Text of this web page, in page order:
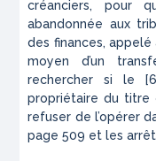
créanciers, pour
abandonnée aux
des finances,
moyen d’un
rechercher si le
propriétaire du titre
refuser de l’opérer
page 509 et les